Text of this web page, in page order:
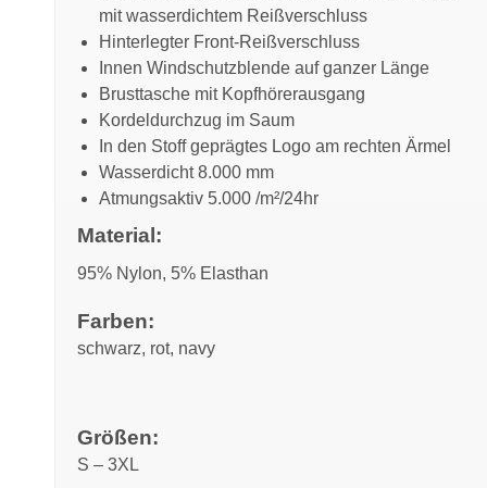
mit wasserdichtem Reißverschluss
Hinterlegter Front-Reißverschluss
Innen Windschutzblende auf ganzer Länge
Brusttasche mit Kopfhörerausgang
Kordeldurchzug im Saum
In den Stoff geprägtes Logo am rechten Ärmel
Wasserdicht 8.000 mm
Atmungsaktiv 5.000 /m²/24hr
Material:
95% Nylon, 5% Elasthan
Farben:
schwarz, rot, navy
Größen:
S – 3XL